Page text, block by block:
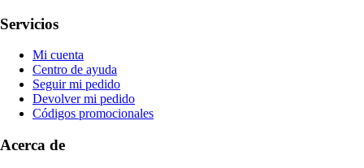
Servicios
Mi cuenta
Centro de ayuda
Seguir mi pedido
Devolver mi pedido
Códigos promocionales
Acerca de